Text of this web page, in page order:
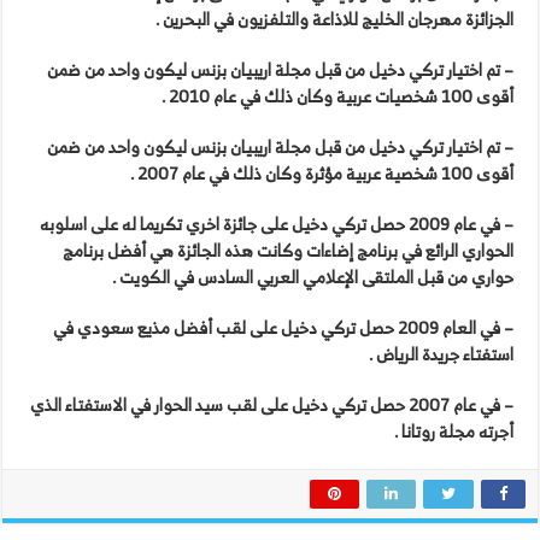
الجزائزة مهرجان الخليج للاذاعة والتلفزيون في البحرين .
– تم اختيار تركي دخيل من قبل مجلة اريبيان بزنس ليكون واحد من ضمن
أقوى 100 شخصيات عربية وكان ذلك في عام 2010 .
– تم اختيار تركي دخيل من قبل مجلة اريبيان بزنس ليكون واحد من ضمن
أقوى 100 شخصية عربية مؤثرة وكان ذلك في عام 2007 .
– في عام 2009 حصل تركي دخيل على جائزة اخري تكريما له على اسلوبه
الحواري الرائع في برنامج إضاءات وكانت هذه الجائزة هي أفضل برنامج
حواري من قبل الملتقى الإعلامي العربي السادس في الكويت .
– في العام 2009 حصل تركي دخيل على لقب أفضل مذيع سعودي في
استفتاء جريدة الرياض .
– في عام 2007 حصل تركي دخيل على لقب سيد الحوار في الاستفتاء الذي
أجرته مجلة روتانا .